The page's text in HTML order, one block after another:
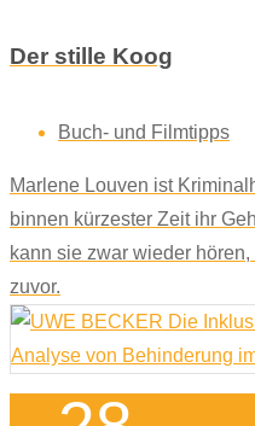
Der stille Koog
Buch- und Filmtipps
Marlene Louven ist
binnen kürzester Zeit ihr
kann sie zwar wieder
zuvor.